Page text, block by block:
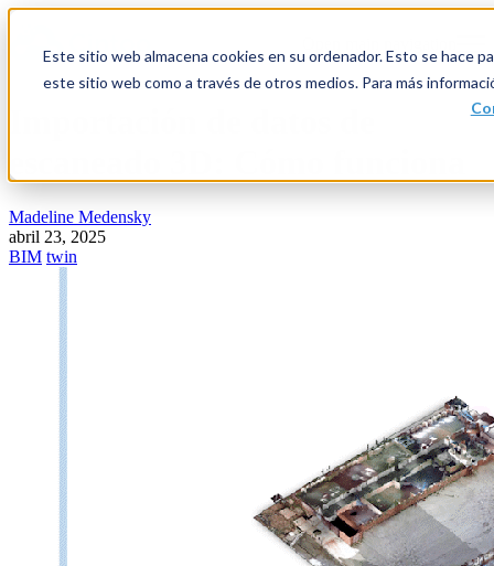
Este sitio web almacena cookies en su ordenador. Esto se hace
este sitio web como a través de otros medios. Para más
Madeline Medensky
abril 23, 2025
BIM twin